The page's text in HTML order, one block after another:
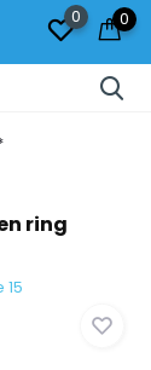
0 0
ring